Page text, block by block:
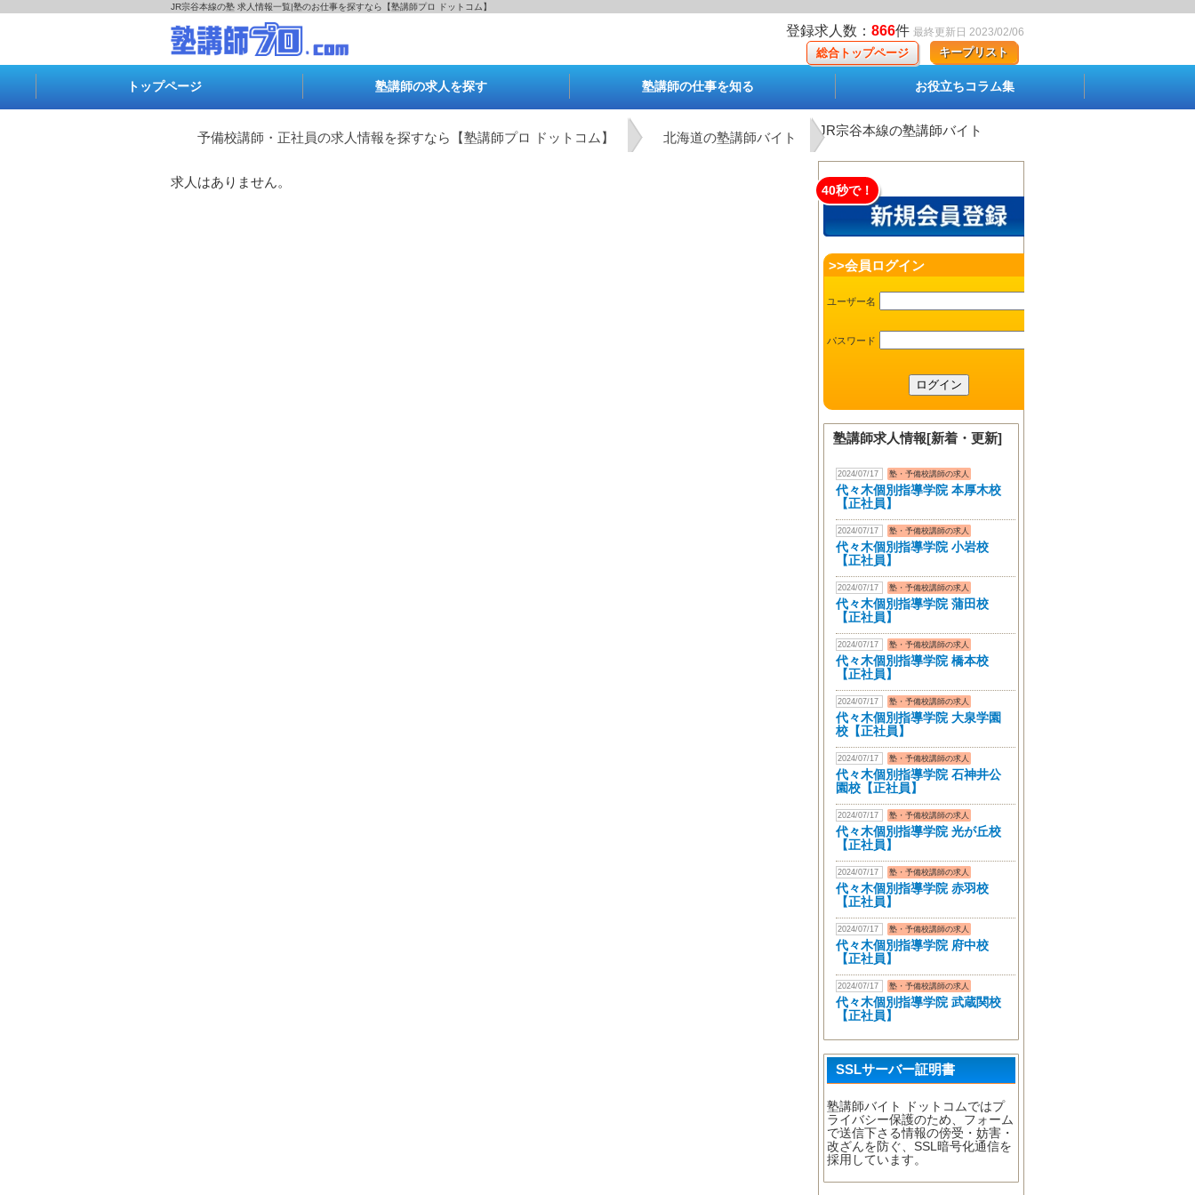
JR宗谷本線の塾 求人情報一覧|塾のお仕事を探すなら【塾講師プロ ドットコム】
登録求人数： 866件 最終更新日 2023/02/06
キープリスト
総合トップページ
トップページ 塾講師の求人を探す 塾講師の仕事を知る お役立ちコラム集
予備校講師・正社員の求人情報を探すなら【塾講師プロ ドットコム】 北海道の塾講師バイト JR宗谷本線の塾講師バイト
求人はありません。
40秒で！
>>会員ログイン
ユーザー名
パスワード
塾講師求人情報[新着・更新]
2024/07/17 塾・予備校講師の求人
代々木個別指導学院 本厚木校
【正社員】
2024/07/17 塾・予備校講師の求人
代々木個別指導学院 小岩校
【正社員】
2024/07/17 塾・予備校講師の求人
代々木個別指導学院 蒲田校
【正社員】
2024/07/17 塾・予備校講師の求人
代々木個別指導学院 橋本校
【正社員】
2024/07/17 塾・予備校講師の求人
代々木個別指導学院 大泉学園
校【正社員】
2024/07/17 塾・予備校講師の求人
代々木個別指導学院 石神井公
園校【正社員】
2024/07/17 塾・予備校講師の求人
代々木個別指導学院 光が丘校
【正社員】
2024/07/17 塾・予備校講師の求人
代々木個別指導学院 赤羽校
【正社員】
2024/07/17 塾・予備校講師の求人
代々木個別指導学院 府中校
【正社員】
2024/07/17 塾・予備校講師の求人
代々木個別指導学院 武蔵関校
【正社員】
SSLサーバー証明書
塾講師バイト ドットコムではプ
ライバシー保護のため、フォーム
で送信下さる情報の傍受・妨害・
改ざんを防ぐ、SSL暗号化通信を
採用しています。